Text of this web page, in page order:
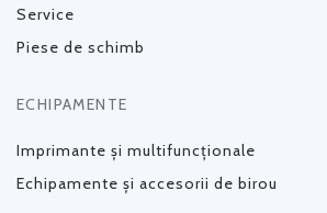
Service
Piese de schimb
ECHIPAMENTE
Imprimante și multifuncționale
Echipamente și accesorii de birou